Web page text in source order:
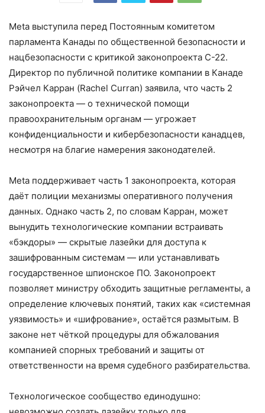
Meta выступила перед Постоянным комитетом
парламента Канады по общественной безопасности и
нацбезопасности с критикой законопроекта C-22.
Директор по публичной политике компании в Канаде
Рэйчел Карран (Rachel Curran) заявила, что часть 2
законопроекта — о технической помощи
правоохранительным органам — угрожает
конфиденциальности и кибербезопасности канадцев,
несмотря на благие намерения законодателей.
Meta поддерживает часть 1 законопроекта, которая
даёт полиции механизмы оперативного получения
данных. Однако часть 2, по словам Карран, может
вынудить технологические компании встраивать
«бэкдоры» — скрытые лазейки для доступа к
зашифрованным системам — или устанавливать
государственное шпионское ПО. Законопроект
позволяет министру обходить защитные регламенты, а
определение ключевых понятий, таких как «системная
уязвимость» и «шифрование», остаётся размытым. В
законе нет чёткой процедуры для обжалования
компанией спорных требований и защиты от
ответственности на время судебного разбирательства.
Технологическое сообщество единодушно: